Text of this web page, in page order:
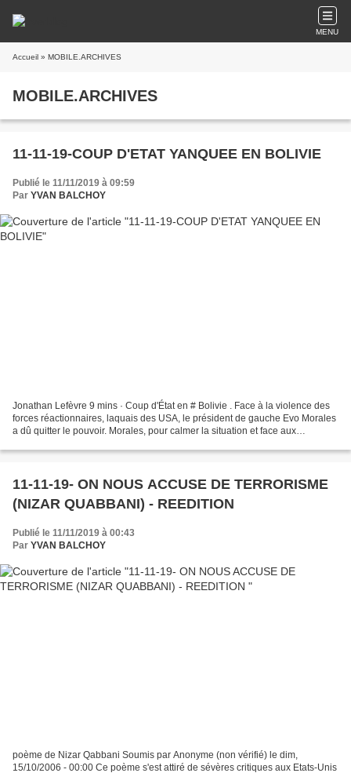
MENU
Accueil » MOBILE.ARCHIVES
MOBILE.ARCHIVES
11-11-19-COUP D'ETAT YANQUEE EN BOLIVIE
Publié le 11/11/2019 à 09:59
Par YVAN BALCHOY
Jonathan Lefèvre 9 mins · Coup d'État en # Bolivie . Face à la violence des
forces réactionnaires, laquais des USA, le président de gauche Evo Morales
a dû quitter le pouvoir. Morales, pour calmer la situation et face aux
11-11-19- ON NOUS ACCUSE DE TERRORISME
(NIZAR QUABBANI) - REEDITION
Publié le 11/11/2019 à 00:43
Par YVAN BALCHOY
poème de Nizar Qabbani Soumis par Anonyme (non vérifié) le dim,
15/10/2006 - 00:00 Ce poème s'est attiré de sévères critiques aux Etats-Unis